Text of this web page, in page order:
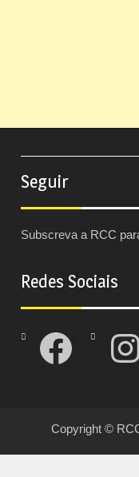
Seguir
Subscreva a RCC
Redes Sociais
Facebook
Copyright ©